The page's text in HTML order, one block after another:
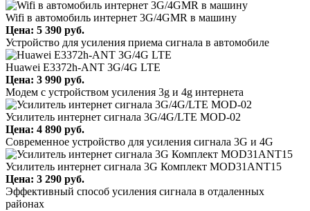
Wifi в автомобиль интернет 3G/4GMR в машину
Цена: 5 390 руб.
Устройство для усиления приема сигнала в автомобиле
Huawei E3372h-ANT 3G/4G LTE
Цена: 3 990 руб.
Модем с устройством усиления 3g и 4g интернета
Усилитель интернет сигнала 3G/4G/LTE MOD-02
Цена: 4 890 руб.
Современное устройство для усиления сигнала 3G и 4G
Усилитель интернет сигнала 3G Комплект MOD31ANT15
Цена: 3 290 руб.
Эффективный способ усиления сигнала в отдаленных
районах